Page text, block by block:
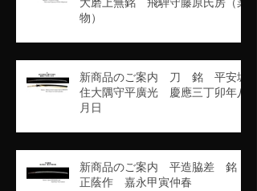
大磨上無銘 飛騨守藤原氏房（業
物）
新商品のご案内 刀 銘 平安城
住大隅守平廣光 慶應三丁卯年八
月日
新商品のご案内 平造脇差 銘
正蔭作 嘉永甲寅仲春